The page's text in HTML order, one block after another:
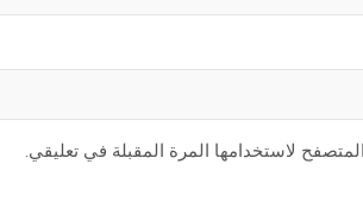
لاستخدامها المرة المقبلة في تعليقي.